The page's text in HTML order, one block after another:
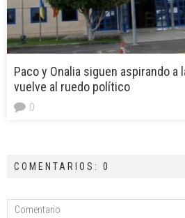
Paco y Onalia siguen aspirando a
vuelve al ruedo político
0
COMENTARIOS: 0